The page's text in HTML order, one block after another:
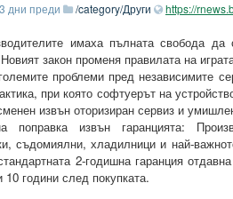
дни преди /category/Други https://
имаха пълната свобода
закон променя правилата на
проблеми пред независимите
при която софтуерът на
извън оторизиран сервиз и
поправка извън гаранцията:
съдомиялни, хладилници и най-
2-годишна гаранция
години след покупката.